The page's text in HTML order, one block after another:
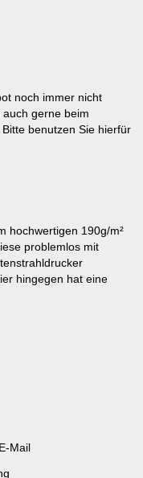
noch immer nicht
gerne beim
benutzen Sie hierfür
hochwertigen 190g/m²
problemlos mit
hingegen hat eine
Mail